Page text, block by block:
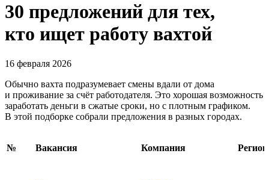
30 предложений для тех,
кто ищет работу вахтой
16 февраля 2026
Обычно вахта подразумевает смены вдали от дома
и проживание за счёт работодателя. Это хорошая возможность
заработать деньги в сжатые сроки, но с плотным графиком.
В этой подборке собрали предложения в разных городах.
№ Вакансия Компания Регион